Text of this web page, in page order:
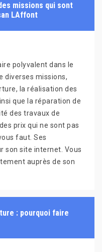
missions qui sont
LAffont
polyvalent dans le
diverses missions,
la réalisation des
que la réparation de
des travaux de
prix qui ne sont pas
faut. Ses
son site internet. Vous
auprès de son
: pourquoi faire